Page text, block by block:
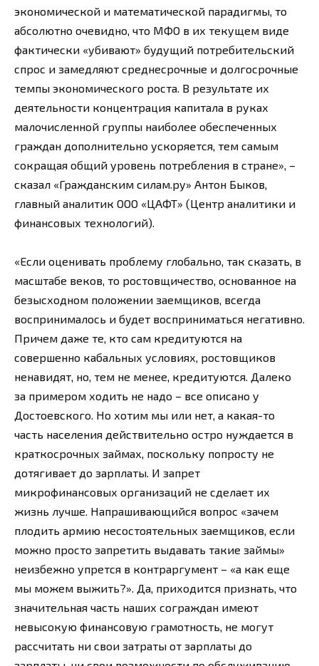
экономической и математической парадигмы, то
абсолютно очевидно, что МФО в их текущем виде
фактически «убивают» будущий потребительский
спрос и замедляют среднесрочные и долгосрочные
темпы экономического роста. В результате их
деятельности концентрация капитала в руках
малочисленной группы наиболее обеспеченных
граждан дополнительно ускоряется, тем самым
сокращая общий уровень потребления в стране», –
сказал «Гражданским силам.ру» Антон Быков,
главный аналитик ООО «ЦАФТ» (Центр аналитики и
финансовых технологий).
«Если оценивать проблему глобально, так сказать, в
масштабе веков, то ростовщичество, основанное на
безысходном положении заемщиков, всегда
воспринималось и будет восприниматься негативно.
Причем даже те, кто сам кредитуются на
совершенно кабальных условиях, ростовщиков
ненавидят, но, тем не менее, кредитуются. Далеко
за примером ходить не надо – все описано у
Достоевского. Но хотим мы или нет, а какая-то
часть населения действительно остро нуждается в
краткосрочных займах, поскольку попросту не
дотягивает до зарплаты. И запрет
микрофинансовых организаций не сделает их
жизнь лучше. Напрашивающийся вопрос «зачем
плодить армию несостоятельных заемщиков, если
можно просто запретить выдавать такие займы»
неизбежно упрется в контраргумент – «а как еще
мы можем выжить?». Да, приходится признать, что
значительная часть наших сограждан имеют
невысокую финансовую грамотность, не могут
рассчитать ни свои затраты от зарплаты до